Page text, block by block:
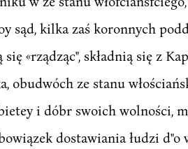
sąd, kilka zaś koronnych
«rządząc", składnią się z
obudwóch ze stanu
i dóbr swoich wolności,
dostawiania łudzi